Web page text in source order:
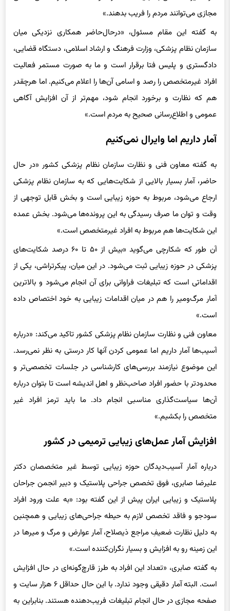
مجازی می‌توانند مردم را فریب بدهند.»
به گفته این مقام مسئول، «درحال‌حاضر همکاری نزدیکی میان
سازمان نظام پزشکی، وزارت فرهنگ و ارشاد اسلامی، دستگاه قضایی،
دادگستری و پلیس فتا برقرار است و ما به‌ صورت مستمر فعالیت
افراد غیرمتخصص را رصد و اسامی آن‌ها را اعلام می‌کنیم. اما هرچقدر
هم که نظارت و برخورد انجام شود، مهم‌تر از آن افزایش آگاهی
عمومی و اطلاع‌رسانی صحیح به مردم است.»
آمار داریم اما وایرال نمی‌کنیم
به گفته معاون فنی و نظارت سازمان نظام پزشکی کشور «در حال
حاضر، آمار بسیار بالایی از شکایت‌هایی که به سازمان نظام پزشکی
ارجاع می‌شود، مربوط به حوزه زیبایی است و بخش قابل توجهی از
وقت و توان ما صرف رسیدگی به این پرونده‌ها می‌شود. بخش عمده
این شکایت‌ها هم مربوط به افراد غیرمتخصص است.»
آن طور که شکارچی می‌گوید «بیش از ۵۰ تا ۶۰ درصد شکایت‌های
پزشکی در حوزه زیبایی ثبت می‌شود. در این میان، پیکرتراشی، یکی از
اقداماتی است که تبلیغات فراوانی برای آن انجام می‌شود و بالاترین
آمار مرگ‌ومیر را هم در میان اقدامات زیبایی به خود اختصاص داده
است.»
معاون فنی و نظارت سازمان نظام پزشکی کشور تاکید می‌کند: «درباره
آسیب‌ها آمار داریم اما عمومی کردن آنها کار درستی به نظر نمی‌رسد.
این موضوع نیازمند بررسی‌های کارشناسی در جلسات تخصصی‌تر و
محدودتر با حضور افراد صاحب‌نظر و اهل اندیشه است تا بتوان درباره
آن‌ها سیاست‌گذاری مناسبی انجام داد. ما باید ترمز افراد غیر
متخصص را بکشیم.»
افزایش آمار عمل‌های زیبایی ترمیمی در کشور
درباره آمار آسیب‌دیدگان حوزه زیبایی توسط غیر متخصصان دکتر
علیرضا صابری، فوق تخصص جراحی پلاستیک و دبیر انجمن جراحان
پلاستیک و زیبایی ایران پیش از این گفته بود: «به علت ورود افراد
سودجو و فاقد تخصص لازم به حیطه جراحی‌های زیبایی و همچنین
به دلیل نظارت ضعیفِ مراجع ذیصلاح، آمار عوارض و مرگ و میرها در
این زمینه رو به افزایش و بسیار نگران‌کننده است.»
به گفته صابری، «تعداد این افراد به طرز قارچ‌گونه‌ای در حال افزایش
است. البته آمار دقیقی وجود ندارد. با این حال حداقل ۶ هزار سایت و
صفحه مجازی در حال انجام تبلیغات فریب‌دهنده هستند. بنابراین به